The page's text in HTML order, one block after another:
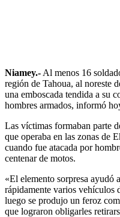
Niamey.- Al menos 16
región de Tahoua, al noreste
una emboscada tendida a su
hombres armados, informó
Las víctimas formaban parte
que operaba en las zonas de
cuando fue atacada por
centenar de motos.
«El elemento sorpresa ayudó
rápidamente varios vehículos
luego se produjo un feroz
que lograron obligarles